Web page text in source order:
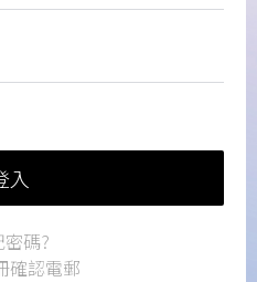
入
密碼?
確認電郵